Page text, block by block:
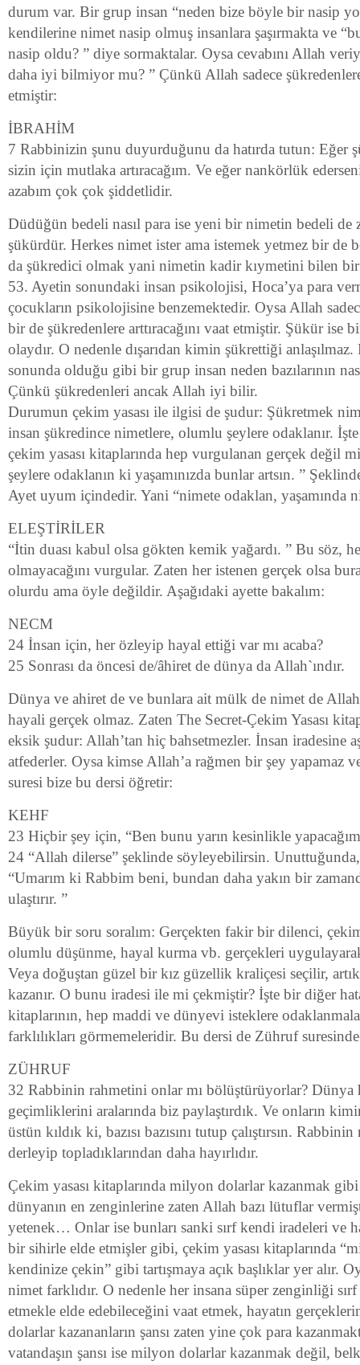
durum var. Bir grup insan “neden bize böyle bir nasip
kendilerine nimet nasip olmuş insanlara şaşırmakta ve
nasip oldu? ” diye sormaktalar. Oysa cevabını Allah
daha iyi bilmiyor mu? ” Çünkü Allah sadece şükredenlere
etmiştir:
İBRAHİM
7 Rabbinizin şunu duyurduğunu da hatırda tutun: Eğer
sizin için mutlaka artıracağım. Ve eğer nankörlük
azabım çok çok şiddetlidir.
Düdüğün bedeli nasıl para ise yeni bir nimetin bedeli de
şükürdür. Herkes nimet ister ama istemek yetmez bir de
da şükredici olmak yani nimetin kadir kıymetini bilen bir
53. Ayetin sonundaki insan psikolojisi, Hoca’ya para
çocukların psikolojisine benzemektedir. Oysa Allah
bir de şükredenlere arttıracağını vaat etmiştir. Şükür ise
olaydır. O nedenle dışarıdan kimin şükrettiği
sonunda olduğu gibi bir grup insan neden bazılarının
Çünkü şükredenleri ancak Allah iyi bilir.
Durumun çekim yasası ile ilgisi de şudur: Şükretmek
insan şükredince nimetlere, olumlu şeylere odaklanır.
çekim yasası kitaplarında hep vurgulanan gerçek değil
şeylere odaklanın ki yaşamınızda bunlar artsın. ”
Ayet uyum içindedir. Yani “nimete odaklan, yaşamında
ELEŞTİRİLER
“İtin duası kabul olsa gökten kemik yağardı. ” Bu söz,
olmayacağını vurgular. Zaten her istenen gerçek olsa
olurdu ama öyle değildir. Aşağıdaki ayette bakalım:
NECM
24 İnsan için, her özleyip hayal ettiği var mı acaba?
25 Sonrası da öncesi de/âhiret de dünya da Allah`ındır.
Dünya ve ahiret de ve bunlara ait mülk de nimet de
hayali gerçek olmaz. Zaten The Secret-Çekim Yasası
eksik şudur: Allah’tan hiç bahsetmezler. İnsan iradesine
atfederler. Oysa kimse Allah’a rağmen bir şey yapamaz
suresi bize bu dersi öğretir:
KEHF
23 Hiçbir şey için, “Ben bunu yarın kesinlikle
24 “Allah dilerse” şeklinde söyleyebilirsin.
“Umarım ki Rabbim beni, bundan daha yakın bir
ulaştırır. ”
Büyük bir soru soralım: Gerçekten fakir bir dilenci,
olumlu düşünme, hayal kurma vb. gerçekleri
Veya doğuştan güzel bir kız güzellik kraliçesi seçilir, artık
kazanır. O bunu iradesi ile mi çekmiştir? İşte bir diğer
kitaplarının, hep maddi ve dünyevi isteklere
farklılıkları görmemeleridir. Bu dersi de Zühruf
ZÜHRUF
32 Rabbinin rahmetini onlar mı bölüştürüyorlar? Dünya
geçimliklerini aralarında biz paylaştırdık. Ve onların
üstün kıldık ki, bazısı bazısını tutup çalıştırsın.
derleyip topladıklarından daha hayırlıdır.
Çekim yasası kitaplarında milyon dolarlar kazanmak gibi
dünyanın en zenginlerine zaten Allah bazı lütuflar
yetenek… Onlar ise bunları sanki sırf kendi iradeleri ve
bir sihirle elde etmişler gibi, çekim yasası kitaplarında
kendinize çekin” gibi tartışmaya açık başlıklar yer alır.
nimet farklıdır. O nedenle her insana süper zenginliği
etmekle elde edebileceğini vaat etmek, hayatın
dolarlar kazananların şansı zaten yine çok para
vatandaşın şansı ise milyon dolarlar kazanmak değil,